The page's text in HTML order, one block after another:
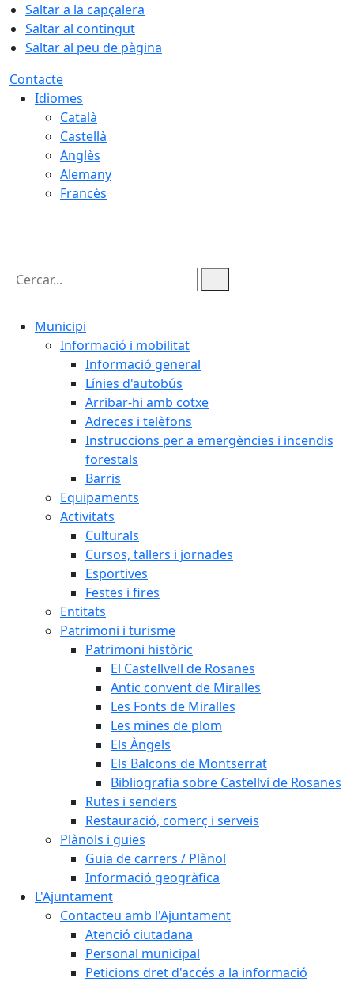
Saltar a la capçalera
Saltar al contingut
Saltar al peu de pàgina
Contacte
Idiomes
Català
Castellà
Anglès
Alemany
Francès
Cercar:
Municipi
Informació i mobilitat
Informació general
Línies d'autobús
Arribar-hi amb cotxe
Adreces i telèfons
Instruccions per a emergències i incendis
forestals
Barris
Equipaments
Activitats
Culturals
Cursos, tallers i jornades
Esportives
Festes i fires
Entitats
Patrimoni i turisme
Patrimoni històric
El Castellvell de Rosanes
Antic convent de Miralles
Les Fonts de Miralles
Les mines de plom
Els Àngels
Els Balcons de Montserrat
Bibliografia sobre Castellví de Rosanes
Rutes i senders
Restauració, comerç i serveis
Plànols i guies
Guia de carrers / Plànol
Informació geogràfica
L'Ajuntament
Contacteu amb l'Ajuntament
Atenció ciutadana
Personal municipal
Peticions dret d'accés a la informació